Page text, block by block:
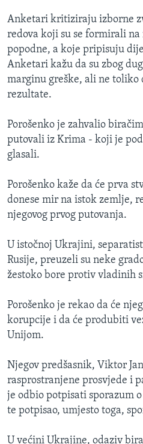
Anketari kritiziraju izborne
redova koji su se formirali
popodne, a koje pripisuju
Anketari kažu da su zbog
marginu greške, ali ne
rezultate.
Porošenko je zahvalio
putovali iz Krima - koji je
glasali.
Porošenko kaže da će prva
donese mir na istok zemlje,
njegovog prvog putovanja.
U istočnoj Ukrajini,
Rusije, preuzeli su neke
žestoko bore protiv vladinih
Porošenko je rekao da će
korupcije i da će produbiti
Unijom.
Njegov predšasnik, Viktor
rasprostranjene prosvjede i
je odbio potpisati sporazum
te potpisao, umjesto toga,
U većini Ukrajine, odaziv